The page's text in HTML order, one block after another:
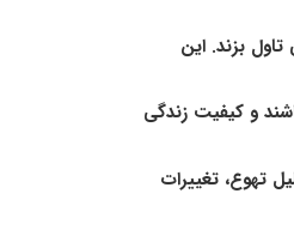
بزند. این
و کیفیت زندگی
تهوع، تغییرات